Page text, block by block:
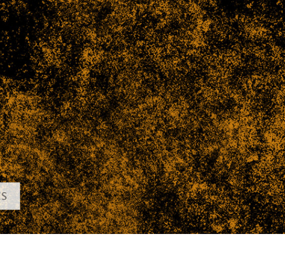
Productfoto's bewerken Sieraden Fotobewerking AI-